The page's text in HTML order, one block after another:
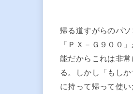
帰る道すがらのパ
「ＰＸ－Ｇ９００
能だからこれは非
る。しかし「もし
に持って帰って使